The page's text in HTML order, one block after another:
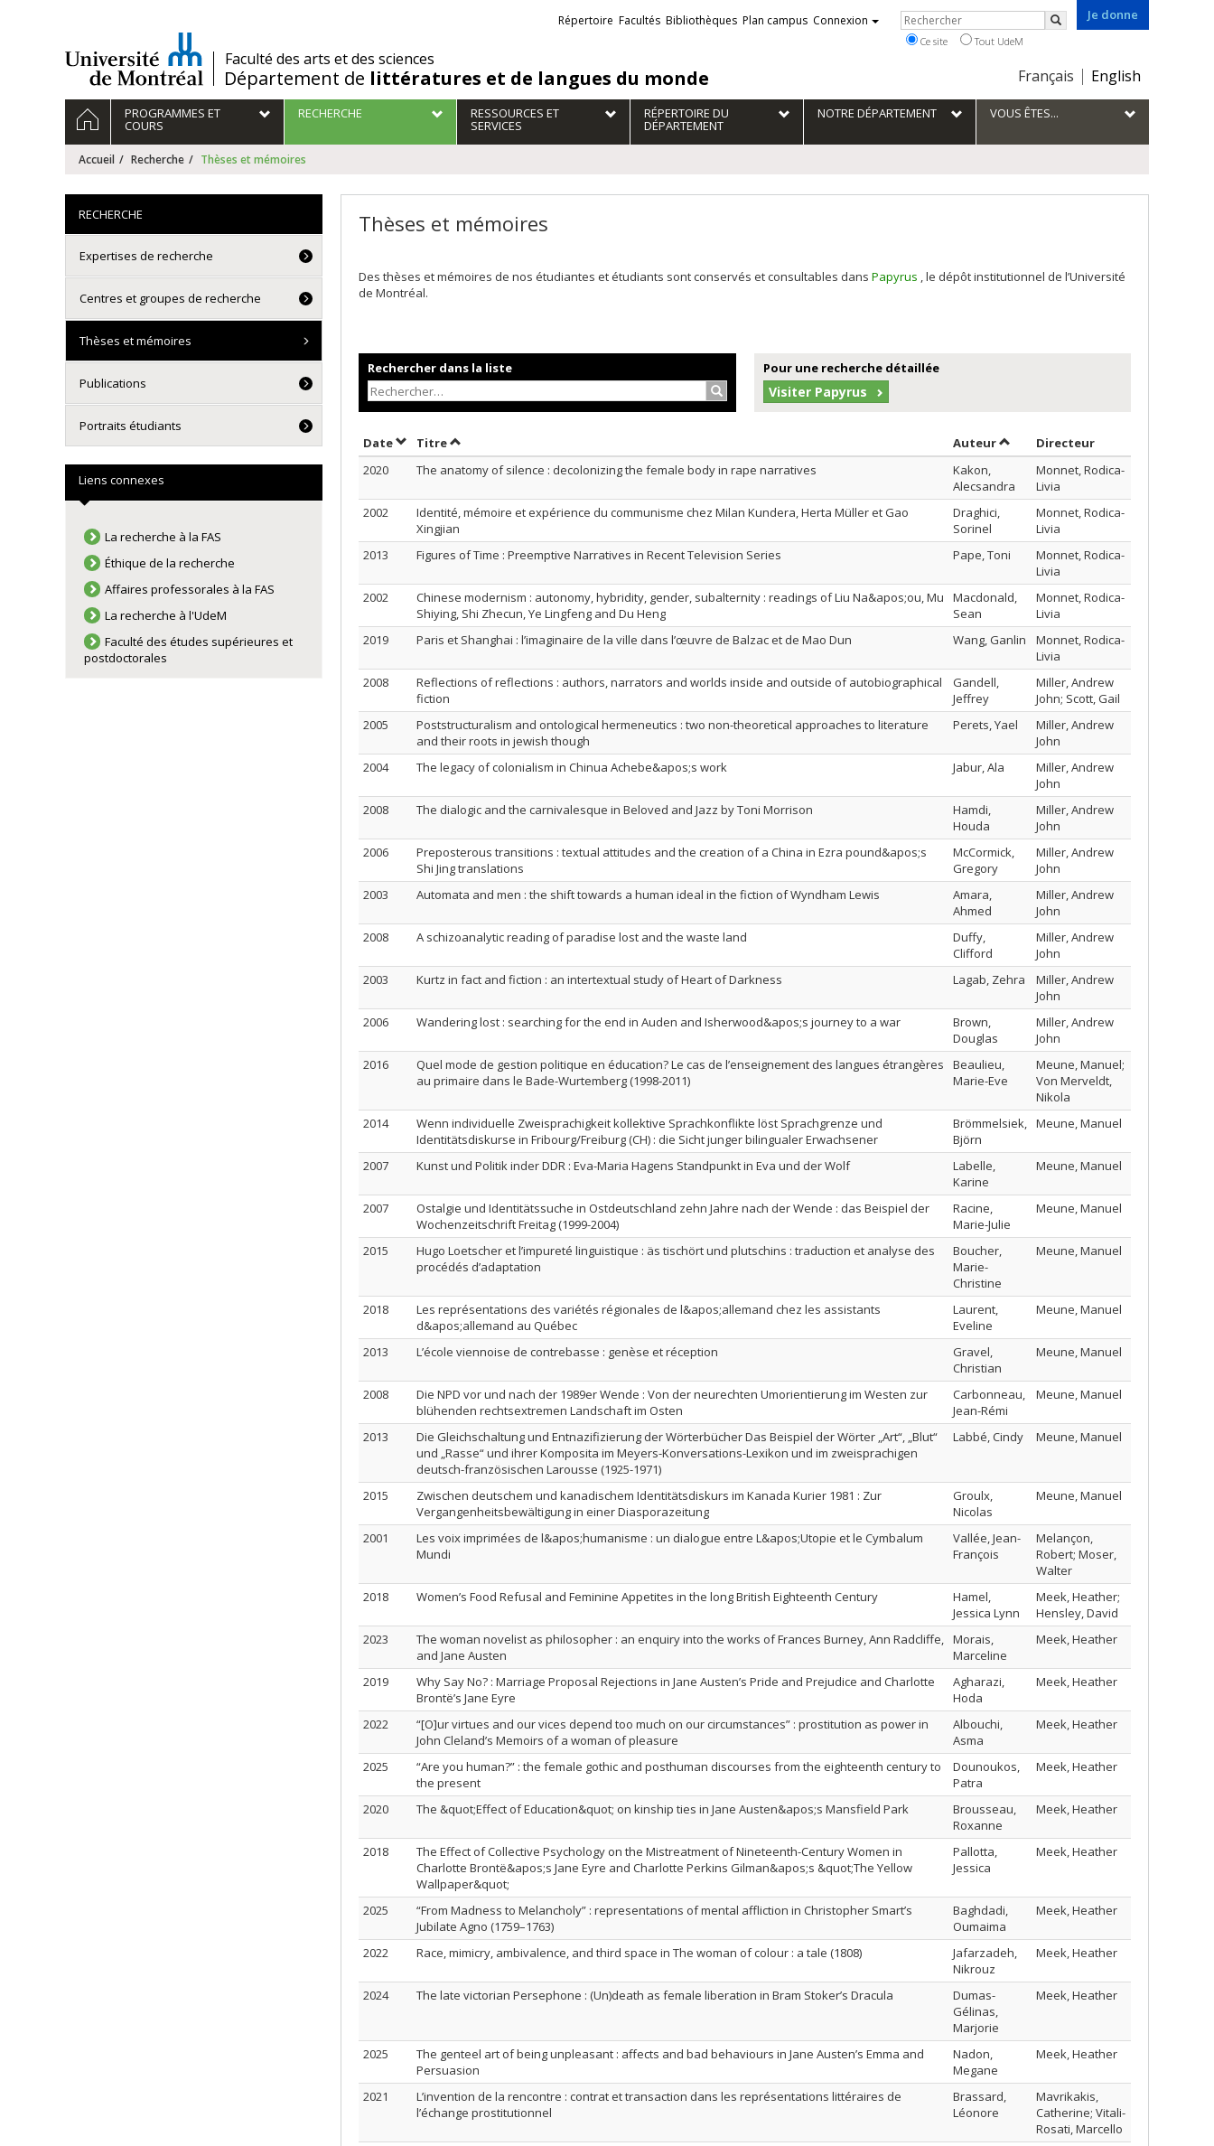
/Faculté des arts et des sciences
Département de littératures et de langues du monde
Je donne
Choix
la
langue
Français English
Liens
externes
Répertoire Facultés Bibliothèques Plan campus Connexion Rechercher
Rechercher
Ce site Tout UdeM
Navigation
principale
ACCUEILPROGRAMMES ET
COURS
RECHERCHE RESSOURCES ET
SERVICES
RÉPERTOIRE DU
DÉPARTEMENT
NOTRE DÉPARTEMENT VOUS ÊTES...
Accueil Recherche Thèses et mémoires
Thèses et mémoires
Des thèses et mémoires de nos étudiantes et étudiants sont conservés et consultables dans Papyrus , le dépôt institutionnel de l’Université
de Montréal.
Rechercher dans la liste
Rechercher…
Pour une recherche détaillée
Visiter Papyrus
DateTrier par date en ordre décroissant
TitreTrier par titre en ordre décroissant AuteurTrier par auteur en ordre
Directeur
2020
The anatomy of silence : decolonizing the female body in rape narratives
Kakon,
Alecsandra
Monnet, Rodica-
Livia
2002
Identité, mémoire et expérience du communisme chez Milan Kundera, Herta Müller et Gao
Xingjian
Draghici,
Sorinel
Monnet, Rodica-
Livia
2013
Figures of Time : Preemptive Narratives in Recent Television Series Pape, Toni
Monnet, Rodica-
Livia
2002
Chinese modernism : autonomy, hybridity, gender, subalternity : readings of Liu Na&apos;ou, Mu
Shiying, Shi Zhecun, Ye Lingfeng and Du Heng
Macdonald,
Sean
Monnet, Rodica-
Livia
2019
Paris et Shanghai : l’imaginaire de la ville dans l’œuvre de Balzac et de Mao Dun Wang, Ganlin
Monnet, Rodica-
Livia
2008
Reflections of reflections : authors, narrators and worlds inside and outside of autobiographical
fiction
Gandell,
Jeffrey
Miller, Andrew
John; Scott, Gail
2005
Poststructuralism and ontological hermeneutics : two non-theoretical approaches to literature
and their roots in jewish though
Perets, Yael
Miller, Andrew
John
2004
The legacy of colonialism in Chinua Achebe&apos;s work Jabur, Ala
Miller, Andrew
John
2008
The dialogic and the carnivalesque in Beloved and Jazz by Toni Morrison
Hamdi,
Houda
Miller, Andrew
John
2006
Preposterous transitions : textual attitudes and the creation of a China in Ezra pound&apos;s
Shi Jing translations
McCormick,
Gregory
Miller, Andrew
John
2003
Automata and men : the shift towards a human ideal in the fiction of Wyndham Lewis
Amara,
Ahmed
Miller, Andrew
John
2008
A schizoanalytic reading of paradise lost and the waste land
Duffy,
Clifford
Miller, Andrew
John
2003
Kurtz in fact and fiction : an intertextual study of Heart of Darkness Lagab, Zehra
Miller, Andrew
John
2006
Wandering lost : searching for the end in Auden and Isherwood&apos;s journey to a war
Brown,
Douglas
Miller, Andrew
John
2016
Quel mode de gestion politique en éducation? Le cas de l’enseignement des langues étrangères
au primaire dans le Bade-Wurtemberg (1998-2011)
Beaulieu,
Marie-Eve
Meune, Manuel;
Von Merveldt,
Nikola
2014
Wenn individuelle Zweisprachigkeit kollektive Sprachkonflikte löst Sprachgrenze und
Identitätsdiskurse in Fribourg/Freiburg (CH) : die Sicht junger bilingualer Erwachsener
Brömmelsiek,
Björn
Meune, Manuel
2007 Kunst und Politik inder DDR : Eva-Maria Hagens Standpunkt in Eva und der Wolf
Labelle,
Karine
Meune, Manuel
2007
Ostalgie und Identitätssuche in Ostdeutschland zehn Jahre nach der Wende : das Beispiel der
Wochenzeitschrift Freitag (1999-2004)
Racine,
Marie-Julie
Meune, Manuel
2015
Hugo Loetscher et l’impureté linguistique : äs tischört und plutschins : traduction et analyse des
procédés d’adaptation
Boucher,
Marie-
Christine
Meune, Manuel
2018
Les représentations des variétés régionales de l&apos;allemand chez les assistants
d&apos;allemand au Québec
Laurent,
Eveline
Meune, Manuel
2013 L’école viennoise de contrebasse : genèse et réception
Gravel,
Christian
Meune, Manuel
2008
Die NPD vor und nach der 1989er Wende : Von der neurechten Umorientierung im Westen zur
blühenden rechtsextremen Landschaft im Osten
Carbonneau,
Jean-Rémi
Meune, Manuel
2013
Die Gleichschaltung und Entnazifizierung der Wörterbücher Das Beispiel der Wörter „Art“, „Blut“
und „Rasse“ und ihrer Komposita im Meyers-Konversations-Lexikon und im zweisprachigen
deutsch-französischen Larousse (1925-1971)
Labbé, Cindy Meune, Manuel
2015
Zwischen deutschem und kanadischem Identitätsdiskurs im Kanada Kurier 1981 : Zur
Vergangenheitsbewältigung in einer Diasporazeitung
Groulx,
Nicolas
Meune, Manuel
2001
Les voix imprimées de l&apos;humanisme : un dialogue entre L&apos;Utopie et le Cymbalum
Mundi
Vallée, Jean-
François
Melançon,
Robert; Moser,
Walter
2018
Women’s Food Refusal and Feminine Appetites in the long British Eighteenth Century
Hamel,
Jessica Lynn
Meek, Heather;
Hensley, David
2023
The woman novelist as philosopher : an enquiry into the works of Frances Burney, Ann Radcliffe,
and Jane Austen
Morais,
Marceline
Meek, Heather
2019
Why Say No? : Marriage Proposal Rejections in Jane Austen’s Pride and Prejudice and Charlotte
Brontë’s Jane Eyre
Agharazi,
Hoda
Meek, Heather
2022
“[O]ur virtues and our vices depend too much on our circumstances” : prostitution as power in
John Cleland’s Memoirs of a woman of pleasure
Albouchi,
Asma
Meek, Heather
2025
“Are you human?” : the female gothic and posthuman discourses from the eighteenth century to
the present
Dounoukos,
Patra
Meek, Heather
2020 The &quot;Effect of Education&quot; on kinship ties in Jane Austen&apos;s Mansfield Park
Brousseau,
Roxanne
Meek, Heather
2018
The Effect of Collective Psychology on the Mistreatment of Nineteenth-Century Women in
Charlotte Brontë&apos;s Jane Eyre and Charlotte Perkins Gilman&apos;s &quot;The Yellow
Wallpaper&quot;
Pallotta,
Jessica
Meek, Heather
2025
“From Madness to Melancholy” : representations of mental affliction in Christopher Smart’s
Jubilate Agno (1759–1763)
Baghdadi,
Oumaima
Meek, Heather
2022 Race, mimicry, ambivalence, and third space in The woman of colour : a tale (1808)
Jafarzadeh,
Nikrouz
Meek, Heather
2024 The late victorian Persephone : (Un)death as female liberation in Bram Stoker’s Dracula
Dumas-
Gélinas,
Marjorie
Meek, Heather
2025
The genteel art of being unpleasant : affects and bad behaviours in Jane Austen’s Emma and
Persuasion
Nadon,
Megane
Meek, Heather
2021
L’invention de la rencontre : contrat et transaction dans les représentations littéraires de
l’échange prostitutionnel
Brassard,
Léonore
Mavrikakis,
Catherine; Vitali-
Rosati, Marcello
RECHERCHE
Expertises de recherche
Centres et groupes de recherche
Thèses et mémoires
Publications
Portraits étudiants
Liens connexes
La recherche à la FAS
Éthique de la recherche
Affaires professorales à la FAS
La recherche à l'UdeM
Faculté des études supérieures et
postdoctorales